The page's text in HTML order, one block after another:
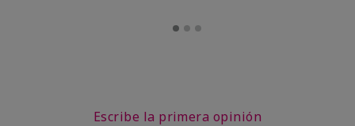
Escribe la primera opinión